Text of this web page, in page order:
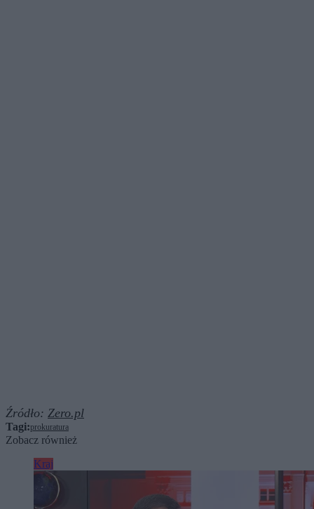
Źródło: Zero.pl
Tagi:prokuratura
Zobacz również
Kraj